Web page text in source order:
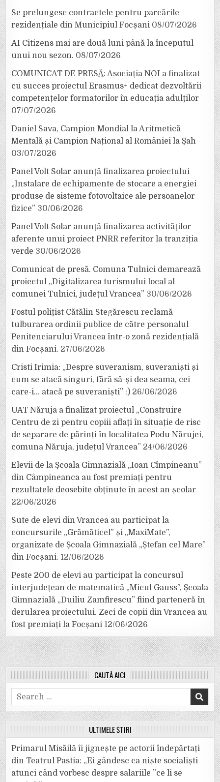
Se prelungesc contractele pentru parcările
rezidențiale din Municipiul Focșani 08/07/2026
AI Citizens mai are două luni până la începutul
unui nou sezon. 08/07/2026
COMUNICAT DE PRESĂ: Asociația NOI a finalizat
cu succes proiectul Erasmus+ dedicat dezvoltării
competențelor formatorilor în educația adulților
07/07/2026
Daniel Sava, Campion Mondial la Aritmetică
Mentală și Campion Național al României la Șah
03/07/2026
Panel Volt Solar anunță finalizarea proiectului
„Instalare de echipamente de stocare a energiei
produse de sisteme fotovoltaice ale persoanelor
fizice” 30/06/2026
Panel Volt Solar anunță finalizarea activităților
aferente unui proiect PNRR referitor la tranziția
verde 30/06/2026
Comunicat de presă. Comuna Tulnici demarează
proiectul „Digitalizarea turismului local al
comunei Tulnici, județul Vrancea” 30/06/2026
Fostul polițist Cătălin Stegărescu reclamă
tulburarea ordinii publice de către personalul
Penitenciarului Vrancea într-o zonă rezidențială
din Focșani. 27/06/2026
Cristi Irimia: „Despre suveranism, suveraniști și
cum se atacă singuri, fără să-și dea seama, cei
care-i… atacă pe suveraniști” :) 26/06/2026
UAT Năruja a finalizat proiectul „Construire
Centru de zi pentru copiii aflați în situație de risc
de separare de părinți în localitatea Podu Nărujei,
comuna Năruja, județul Vrancea” 24/06/2026
Elevii de la Școala Gimnazială „Ioan Cîmpineanu”
din Câmpineanca au fost premiați pentru
rezultatele deosebite obținute în acest an școlar
22/06/2026
Sute de elevi din Vrancea au participat la
concursurile „Grămăticel” și „MaxiMate”,
organizate de Școala Gimnazială „Ștefan cel Mare”
din Focșani. 12/06/2026
Peste 200 de elevi au participat la concursul
interjudețean de matematică „Micul Gauss”, Școala
Gimnazială „Duiliu Zamfirescu” fiind parteneră în
derularea proiectului. Zeci de copii din Vrancea au
fost premiați la Focșani 12/06/2026
CAUTĂ AICI
Search
for:
ULTIMELE ȘTIRI
Primarul Misăilă îi jignește pe actorii îndepărtați
din Teatrul Pastia: „Ei gândesc ca niște socialiști
atunci când vorbesc despre salariile ”ce li se